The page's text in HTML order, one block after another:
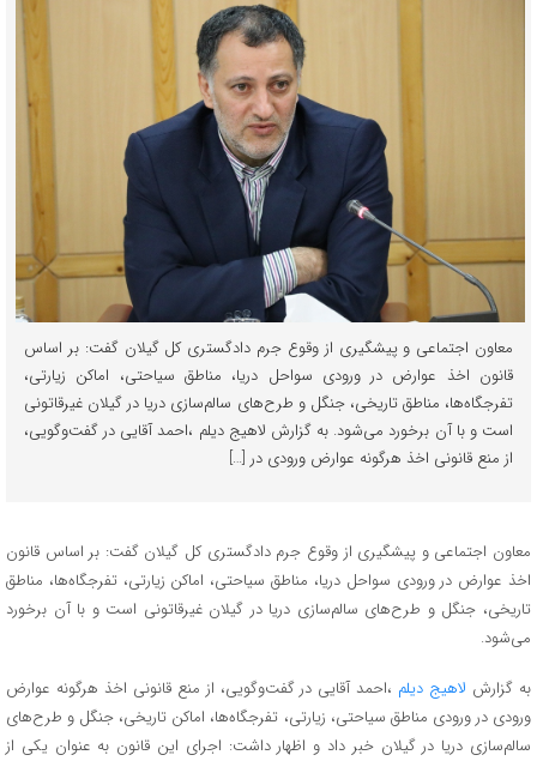
معاون اجتماعی و پیشگیری از وقوع جرم دادگستری کل گیلان گفت: بر اساس
قانون اخذ عوارض در ورودی سواحل دریا، مناطق سیاحتی، اماکن زیارتی،
تفرجگاه‌ها، مناطق تاریخی، جنگل و طرح‌های سالم‌سازی دریا در گیلان غیرقاتونی
است و با آن برخورد می‌شود. به گزارش لاهیج دیلم ،احمد آقایی در گفت‌وگویی،
از منع قانونی اخذ هرگونه عوارض ورودی در […]
معاون اجتماعی و پیشگیری از وقوع جرم دادگستری کل گیلان گفت: بر اساس قانون
اخذ عوارض در ورودی سواحل دریا، مناطق سیاحتی، اماکن زیارتی، تفرجگاه‌ها، مناطق
تاریخی، جنگل و طرح‌های سالم‌سازی دریا در گیلان غیرقاتونی است و با آن برخورد
می‌شود.
به گزارش لاهیج دیلم ،احمد آقایی در گفت‌وگویی، از منع قانونی اخذ هرگونه عوارض
ورودی در ورودی مناطق سیاحتی، زیارتی، تفرجگاه‌ها، اماکن تاریخی، جنگل و طرح‌های
سالم‌سازی دریا در گیلان خبر داد و اظهار داشت: اجرای این قانون به عنوان یکی از